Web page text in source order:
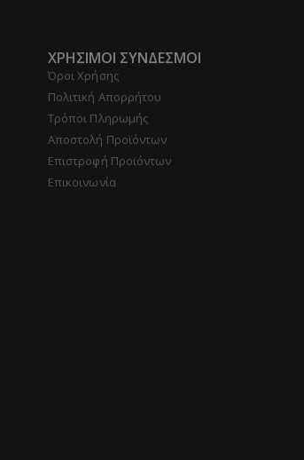
ΧΡΗΣΙΜΟΙ ΣΥΝΔΕΣΜΟΙ
Όροι Χρήσης
Πολιτική Απορρήτου
Τρόποι Πληρωμής
Αποστολή Προϊόντων
Επιστροφή Προϊόντων
Επικοινωνία